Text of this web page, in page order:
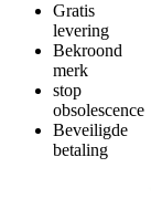
Gratis
levering
Bekroond
merk
stop
obsolescence
Beveiligde
betaling